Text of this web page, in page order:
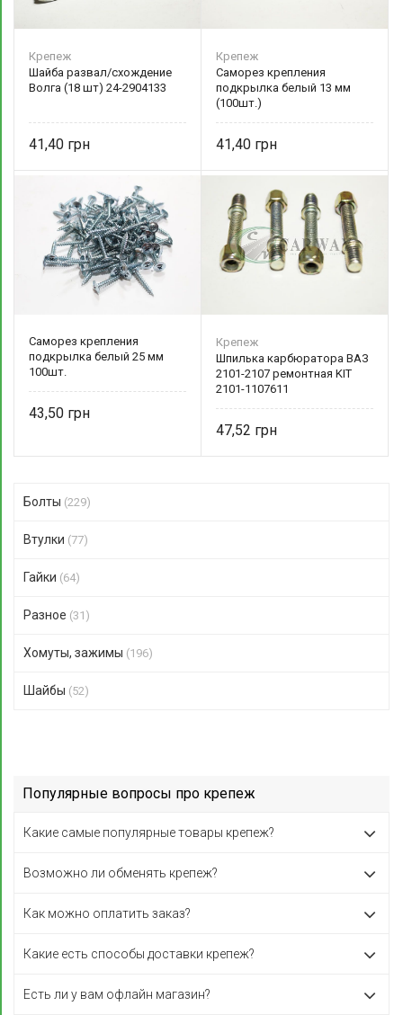
Крепеж
Шайба развал/схождение
Волга (18 шт) 24-2904133
41,40
Крепеж
Саморез крепления
подкрылка белый 13 мм
(100шт.)
41,40
Саморез крепления
подкрылка белый 25 мм
100шт.
43,50
Крепеж
Шпилька карбюратора ВАЗ
2101-2107 ремонтная KIT
2101-1107611
47,52
Болты (229)
Втулки (77)
Гайки (64)
Разное (31)
Хомуты, зажимы (196)
Шайбы (52)
Популярные вопросы про крепеж
Какие самые популярные товары крепеж?
Возможно ли обменять крепеж?
Как можно оплатить заказ?
Какие есть способы доставки крепеж?
Есть ли у вам офлайн магазин?